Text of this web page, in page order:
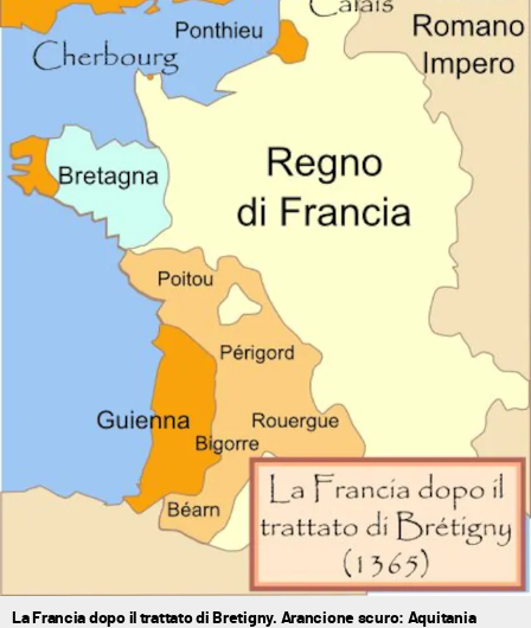
La Francia dopo il trattato di Bretigny. Arancione scuro: Aquitania